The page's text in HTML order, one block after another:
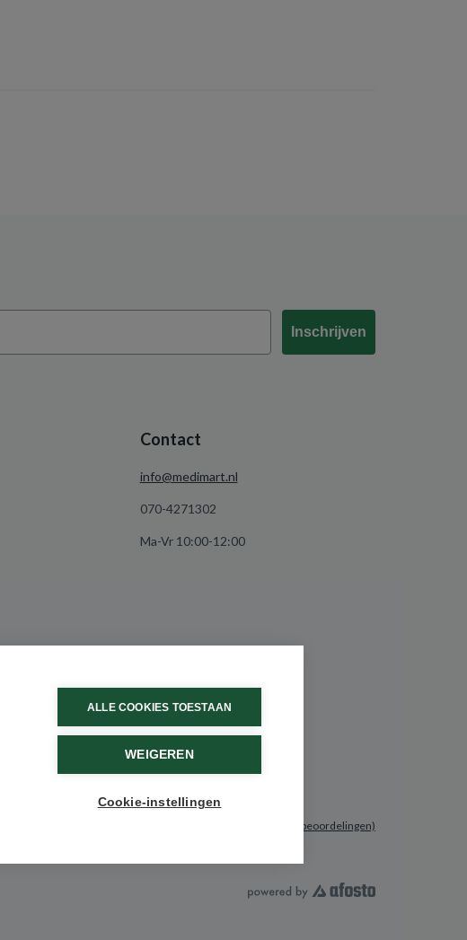
Inschrijven
Contact
info@medimart.nl
070-4271302
Ma-Vr 10:00-12:00
(531 beoordelingen)
ALLE COOKIES TOESTAAN
WEIGEREN
Cookie-instellingen